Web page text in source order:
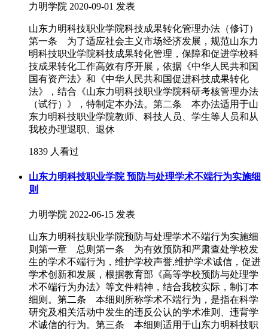
力明学院 2020-09-01 发表
山东力明科技职业学院科技成果转化管理办法（修订）
第一条 为了适应社会主义市场经济发展，规范山东力
明科技职业学院科技成果转化管理，保障和促进学校科
技成果转化工作高效有序开展，依据《中华人民共和国
国有资产法》和《中华人民共和国促进科技成果转化
法》，结合《山东力明科技职业学院科研考核管理办法
（试行）》，特制定本办法。第二条 本办法适用于山
东力明科技职业学院教师、科技人员、学生等人员和从
我校办理退职、退休
1839 人看过
山东力明科技职业学院 预防与处理学术不端行为实施细
则
力明学院 2022-06-15 发表
山东力明科技职业学院预防与处理学术不端行为实施细
则第一章 总则第一条 为有效预防和严肃查处学校发
生的学术不端行为，维护学校声誉,维护学术诚信，促进
学术创新和发展，根据教育部《高等学校预防与处理学
术不端行为办法》等文件精神，结合我校实际，制订本
细则。第二条 本细则所称学术不端行为，是指在科学
研究及相关活动中发生的违反公认的学术准则、违背学
术诚信的行为。第三条 本细则适用于山东力明科技职